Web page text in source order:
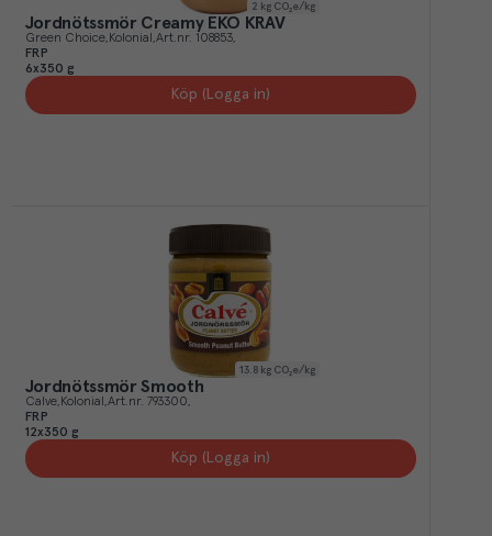
2 kg CO₂e/kg
Jordnötssmör Creamy EKO KRAV
Green Choice Kolonial Art.nr. 108853
FRP
6x350 g
Köp (Logga in)
13.8 kg CO₂e/kg
Jordnötssmör Smooth
Calve Kolonial Art.nr. 793300
FRP
12x350 g
Köp (Logga in)